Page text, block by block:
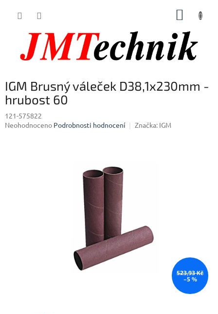
IGM Brusný váleček D38,1x230mm -
hrubost 60
121-575822
Průměrné
Neohodnoceno Podrobnosti hodnocení Značka: IGM
523,93 Kč
–5 %